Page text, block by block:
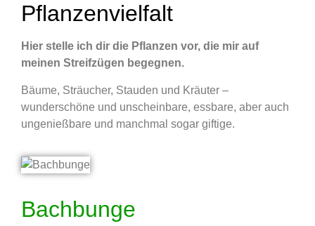
Pflanzenvielfalt
Hier stelle ich dir die Pflanzen vor, die mir auf
meinen Streifzügen begegnen.
Bäume, Sträucher, Stauden und Kräuter –
wunderschöne und unscheinbare, essbare, aber auch
ungenießbare und manchmal sogar giftige.
Bachbunge